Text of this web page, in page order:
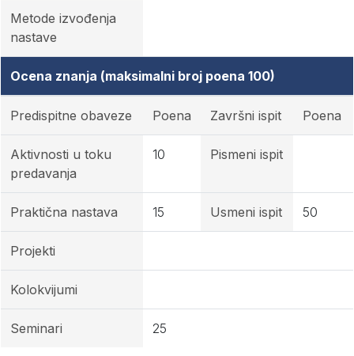
Metode izvođenja
nastave
Ocena znanja (maksimalni broj poena 100)
Predispitne obaveze Poena Završni ispit Poena
Aktivnosti u toku
predavanja
10 Pismeni ispit
Praktična nastava 15 Usmeni ispit 50
Projekti
Kolokvijumi
Seminari 25